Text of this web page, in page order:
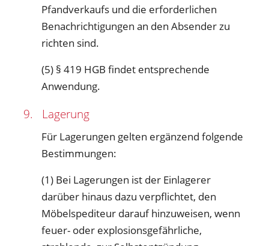
Pfandverkaufs und die erforderlichen
Benachrichtigungen an den Absender zu
richten sind.
(5) § 419 HGB findet entsprechende
Anwendung.
9. Lagerung
Für Lagerungen gelten ergänzend folgende
Bestimmungen:
(1) Bei Lagerungen ist der Einlagerer
darüber hinaus dazu verpflichtet, den
Möbelspediteur darauf hinzuweisen, wenn
feuer- oder explosionsgefährliche,